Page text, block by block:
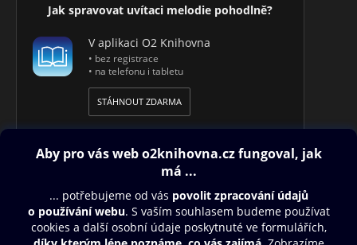
Jak spravovat uvítaci melodie pohodlně?
V aplikaci O2 Knihovna
• bez registrace
• na telefonu i tabletu
STÁHNOUT ZDARMA
Obsah ke stažení
Moje O2 Knihovna